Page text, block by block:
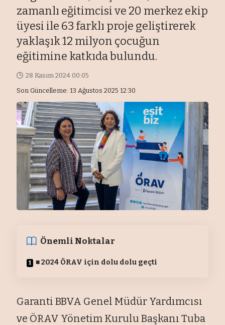
zamanlı eğitimcisi ve 20 merkez ekip
üyesi ile 63 farklı proje geliştirerek
yaklaşık 12 milyon çocuğun
eğitimine katkıda bulundu.
Son Güncelleme: 13 Ağustos 2025 12:30
28 Kasım 2024 00:05
Önemli Noktalar
■ 2024 ÖRAV için dolu dolu geçti
Garanti BBVA Genel Müdür Yardımcısı
ve ÖRAV Yönetim Kurulu Başkanı Tuba